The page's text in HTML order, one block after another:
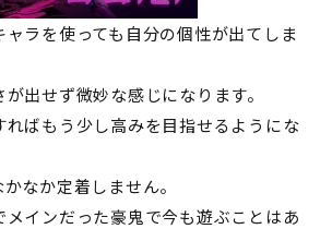
ラを使っても自分の個性が出てしま
出せず微妙な感じになります。
ればもう少し高みを目指せるようにな
なか定着しません。
メインだった豪鬼で今も遊ぶことはあ